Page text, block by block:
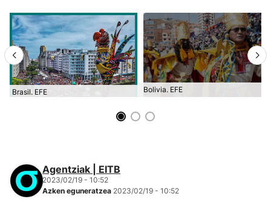
Brasil. EFE Bolivia. EFE
Agentziak | EITB
2023/02/19 - 10:52
Azken eguneratzea 2023/02/19 - 10:52